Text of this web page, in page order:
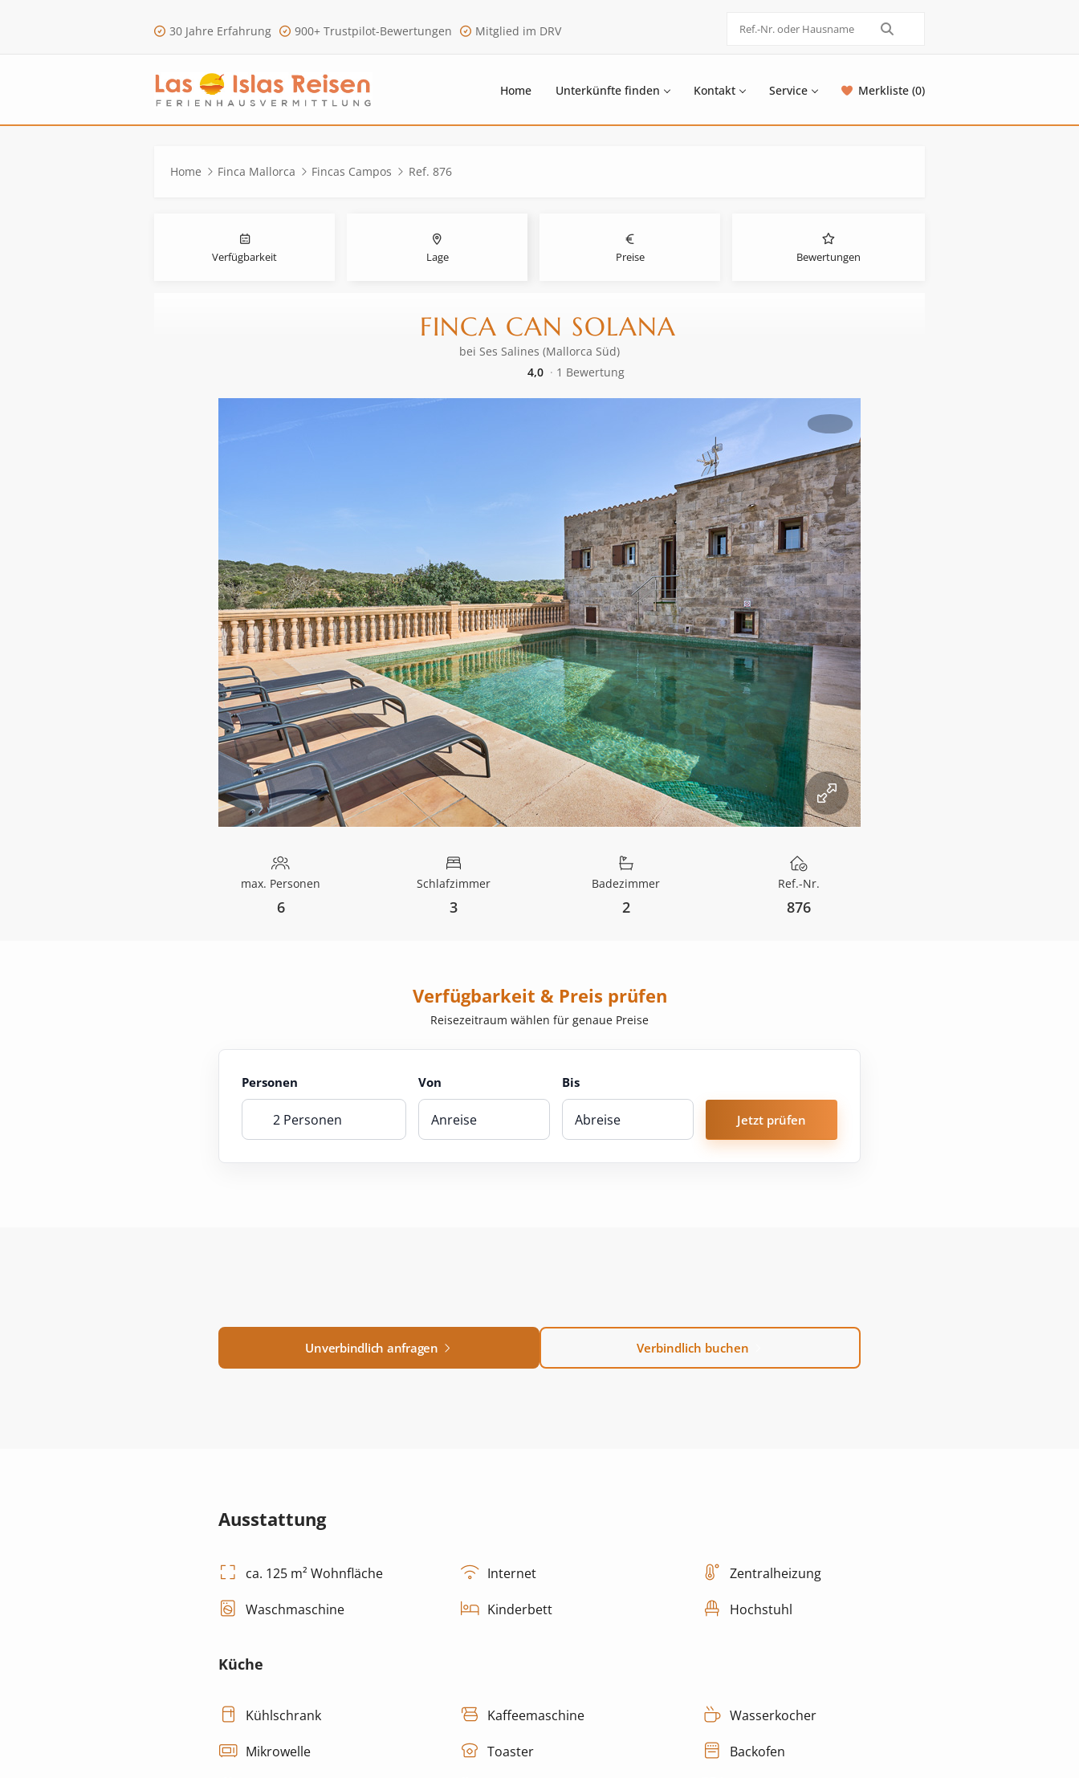
30 Jahre Erfahrung 900+ Trustpilot-Bewertungen Mitglied im DRV
Home Unterkünfte finden Kontakt Service Merkliste (0)
Home Finca Mallorca Fincas Campos Ref. 876
Verfügbarkeit Lage Preise Bewertungen
FINCA CAN SOLANA
bei Ses Salines (Mallorca Süd)
4,0
1 Bewertung
max. Personen
6
Schlafzimmer
3
Badezimmer
2
Ref.-Nr.
876
Verfügbarkeit & Preis prüfen
Reisezeitraum wählen für genaue Preise
Personen
2 Personen
Von Bis
Jetzt prüfen
Unverbindlich anfragen Verbindlich buchen
Ausstattung
ca. 125 m² Wohnfläche Internet Zentralheizung
Waschmaschine Kinderbett Hochstuhl
Küche
Kühlschrank Kaffeemaschine Wasserkocher
Mikrowelle Toaster Backofen